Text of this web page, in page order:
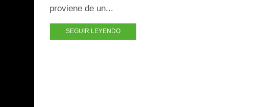
proviene de un...
SEGUIR LEYENDO